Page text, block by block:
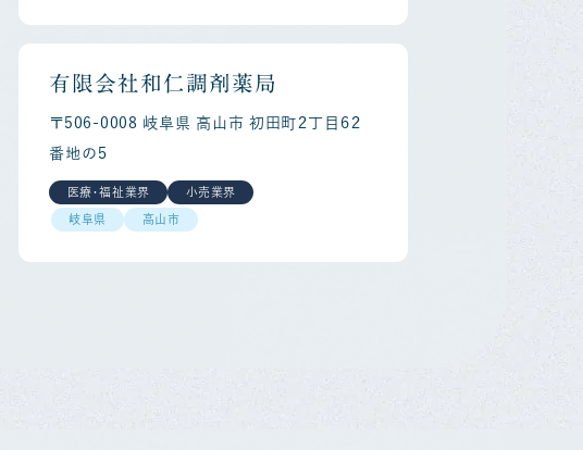
有限会社和仁調剤薬局
〒506-0008 岐阜県 高山市 初田町２丁目６２
番地の５
医療・福祉業界 小売業界
岐阜県 高山市